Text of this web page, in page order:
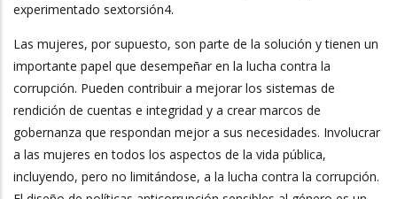
experimentado sextorsión4.
Las mujeres, por supuesto, son parte de la solución y tienen un
importante papel que desempeñar en la lucha contra la
corrupción. Pueden contribuir a mejorar los sistemas de
rendición de cuentas e integridad y a crear marcos de
gobernanza que respondan mejor a sus necesidades. Involucrar
a las mujeres en todos los aspectos de la vida pública,
incluyendo, pero no limitándose, a la lucha contra la corrupción.